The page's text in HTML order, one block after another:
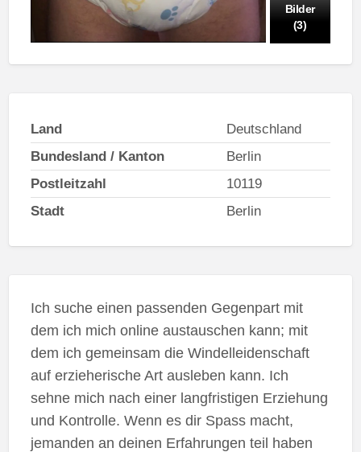
Bilder
(3)
Land
Deutschland
Bundesland / Kanton
Berlin
Postleitzahl
10119
Stadt
Berlin
Ich suche einen passenden Gegenpart mit
dem ich mich online austauschen kann; mit
dem ich gemeinsam die Windelleidenschaft
auf erzieherische Art ausleben kann. Ich
sehne mich nach einer langfristigen Erziehung
und Kontrolle. Wenn es dir Spass macht,
jemanden an deinen Erfahrungen teil haben